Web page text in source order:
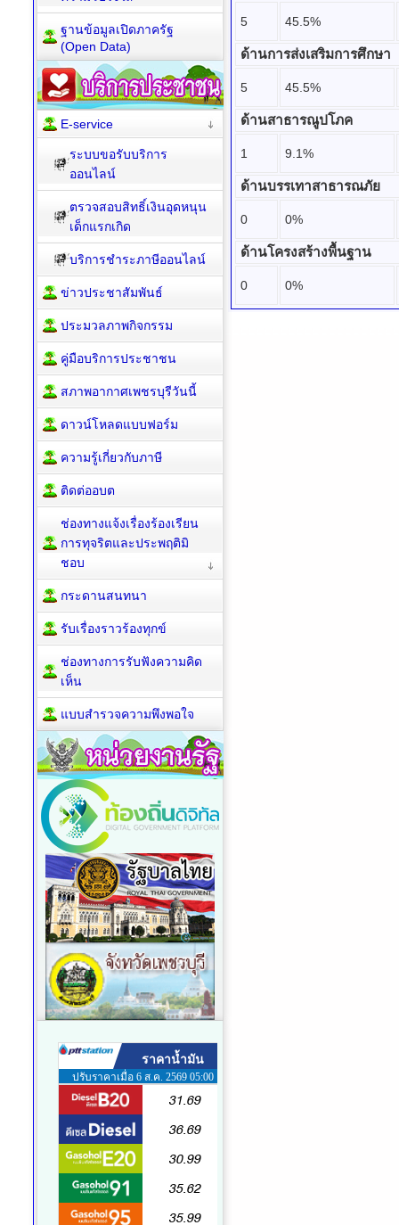
5 45.5%
ด้านการส่งเสริมการศึกษา
5 45.5%
ด้านสาธารณูปโภค
1 9.1%
ด้านบรรเทาสาธารณภัย
0 0%
ด้านโครงสร้างพื้นฐาน
0 0%
ฐานข้อมูลเปิดภาครัฐ
(Open Data)
E-service
ระบบขอรับบริการ
ออนไลน์
ตรวจสอบสิทธิ์เงินอุดหนุน
เด็กแรกเกิด
บริการชำระภาษีออนไลน์
ข่าวประชาสัมพันธ์
ประมวลภาพกิจกรรม
คู่มือบริการประชาชน
สภาพอากาศเพชรบุรีวันนี้
ดาวน์โหลดแบบฟอร์ม
ความรู้เกี่ยวกับภาษี
ติดต่ออบต
ช่องทางแจ้งเรื่องร้องเรียน
การทุจริตและประพฤติมิ
ชอบ
กระดานสนทนา
รับเรื่องราวร้องทุกข์
ช่องทางการรับฟังความคิด
เห็น
แบบสำรวจความพึงพอใจ